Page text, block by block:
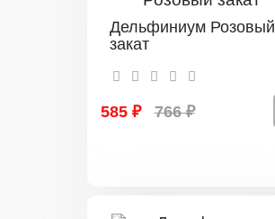
Дельфиниум Розовый
закат
585 ₽ 766 ₽